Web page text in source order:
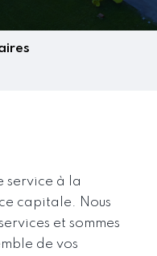
service à la
capitale. Nous
et sommes
de vos